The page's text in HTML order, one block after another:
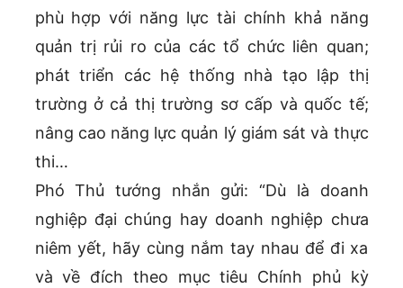
phù hợp với năng lực tài chính khả năng
quản trị rủi ro của các tổ chức liên quan;
phát triển các hệ thống nhà tạo lập thị
trường ở cả thị trường sơ cấp và quốc tế;
nâng cao năng lực quản lý giám sát và thực
thi…
Phó Thủ tướng nhắn gửi: “Dù là doanh
nghiệp đại chúng hay doanh nghiệp chưa
niêm yết, hãy cùng nắm tay nhau để đi xa
và về đích theo mục tiêu Chính phủ kỳ